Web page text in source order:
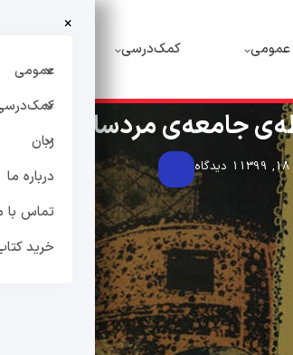
عمومی کمک‌درسی
×
عمومی
زبان
درباره ما
تماس با
خرید
جامعه‌ی مردسالار
1 دیدگاه